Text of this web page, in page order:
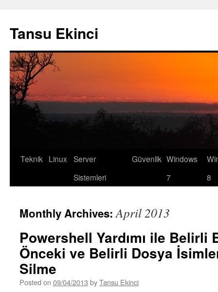
Tansu Ekinci
Skip
Teknik Linux
Server
Sistemleri
Güvenlik Windows
7
8
Monthly Archives:April 2013
Powershell Yardımı ile Belirli
Önceki ve Belirli Dosya
Silme
Posted on 09/04/2013 byTansu Ekinci